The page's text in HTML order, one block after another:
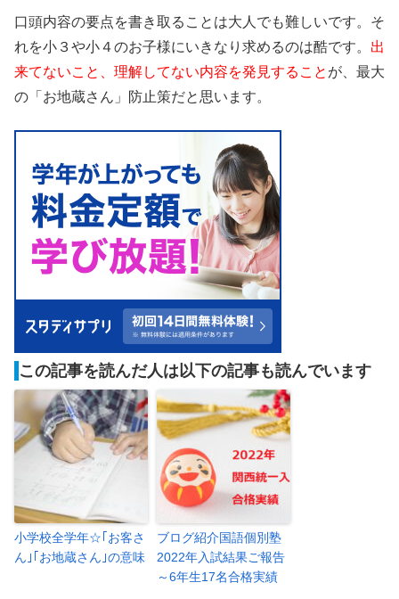
口頭内容の要点を書き取ることは大人でも難しいです。そ
れを小３や小４のお子様にいきなり求めるのは酷です。 出
来てないこと、理解してない内容を発見すること が、最大
の「お地蔵さん」防止策だと思います。
この記事を読んだ人は以下の記事も読んでいます
小学校全学年☆｢お客さ
ん｣｢お地蔵さん｣の意味
ブログ紹介国語個別塾
2022年入試結果ご報告
～6年生17名合格実績